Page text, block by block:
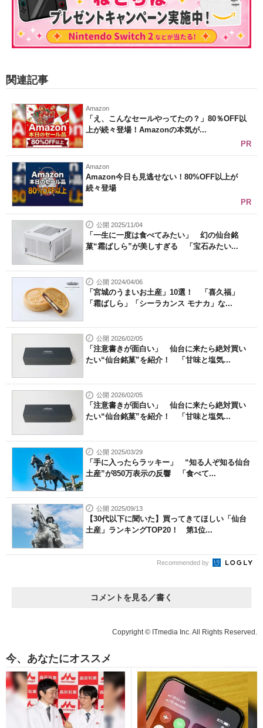
関連記事
Amazon
「え、こんなセールやってたの？」80％OFF以
上が続々登場！Amazonの本気が...
PR
Amazon
Amazon今日も見逃せない！80%OFF以上が
続々登場
PR
公開 2025/11/04
「一生に一度は食べてみたい」 幻の仙台銘
菓“霜ばしら”が美しすぎる 「宝石みたい...
公開 2024/04/06
「宮城のうまいお土産」10選！ 「喜久福」
「霜ばしら」「シーラカンス モナカ」な...
公開 2026/02/05
「注意書きが面白い」 仙台に来たら絶対買い
たい“仙台銘菓”を紹介！ 「甘味と塩気...
公開 2026/02/05
「注意書きが面白い」 仙台に来たら絶対買い
たい“仙台銘菓”を紹介！ 「甘味と塩気...
公開 2025/03/29
「手に入ったらラッキー」 “知る人ぞ知る仙台
土産”が850万表示の反響 「食べて...
公開 2025/09/13
【30代以下に聞いた】買ってきてほしい「仙台
土産」ランキングTOP20！ 第1位...
Recommended by
コメントを見る／書く
Copyright © ITmedia Inc. All Rights Reserved.
今、あなたにオススメ